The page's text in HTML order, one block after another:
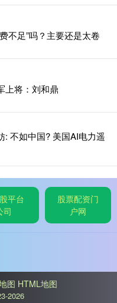
不足”吗？主要还是太卷
上将：刘和鼎
: 不如中国? 美国AI电力遥
平台
司
股票配资门
户网
图 HTML地图
2026